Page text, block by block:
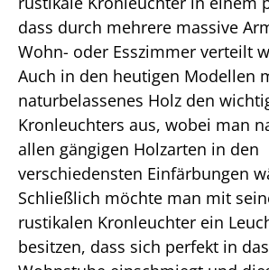
dass durch mehrere massive
Wohn- oder Esszimmer verteilt
Auch in den heutigen Modellen
naturbelassenes Holz den
Kronleuchters aus, wobei man
allen gängigen Holzarten in den
verschiedensten Einfärbungen
Schließlich möchte man mit
rustikalen Kronleuchter ein
besitzen, dass sich perfekt in